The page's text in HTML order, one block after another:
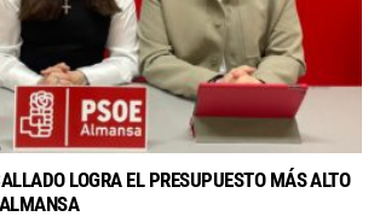
LOGRA EL PRESUPUESTO MÁS ALTO